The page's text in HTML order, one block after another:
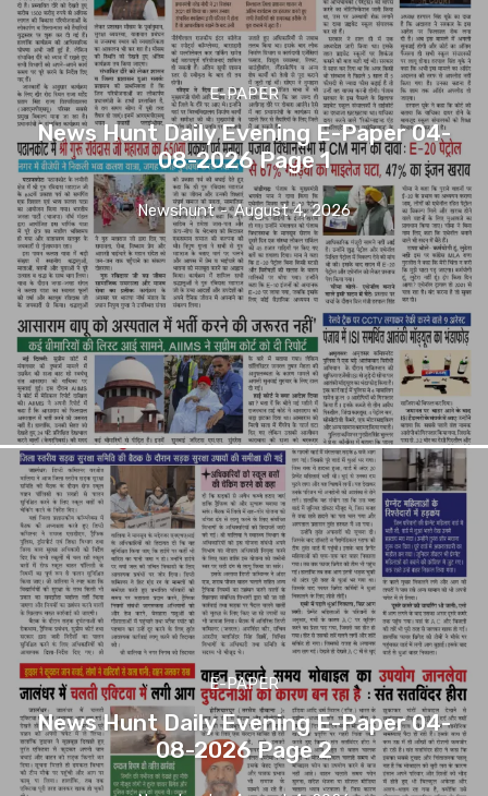
E-PAPER
News Hunt Daily Evening E-Paper 04-
08-2026 Page 1
Newshunt - August 4, 2026
E-PAPER
News Hunt Daily Evening E-Paper 04-
08-2026 Page 2